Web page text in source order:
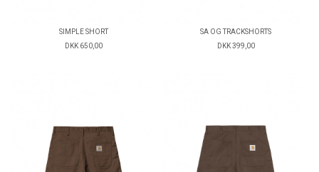
SIMPLE SHORT
DKK 650,00
SA OG TRACKSHORTS
DKK 399,00